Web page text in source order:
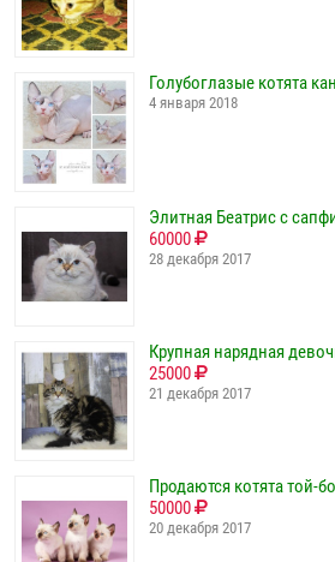
Голубоглазые котята
4 января 2018
Элитная Беатрис с
60000
28 декабря 2017
Крупная нарядная
25000
21 декабря 2017
Продаются котята той-
50000
20 декабря 2017